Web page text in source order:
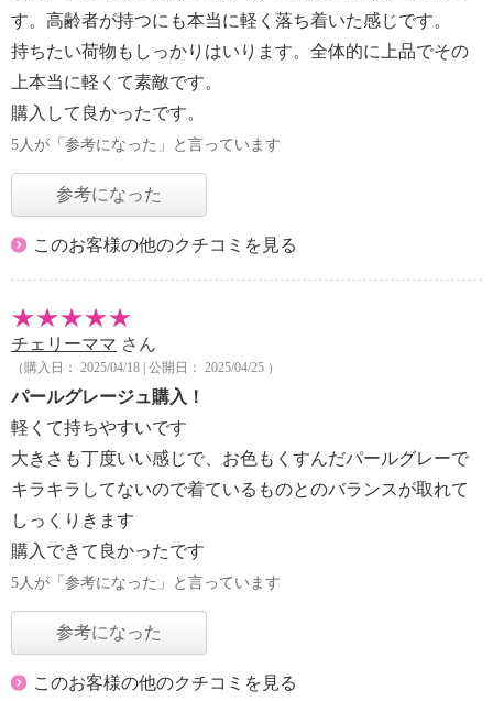
す。高齢者が持つにも本当に軽く落ち着いた感じです。
持ちたい荷物もしっかりはいります。全体的に上品でその
上本当に軽くて素敵です。
購入して良かったです。
5人が「参考になった」と言っています
参考になった
このお客様の他のクチコミを見る
チェリーママ さん
（購入日： 2025/04/18 | 公開日： 2025/04/25 ）
パールグレージュ購入！
軽くて持ちやすいです
大きさも丁度いい感じで、お色もくすんだパールグレーで
キラキラしてないので着ているものとのバランスが取れて
しっくりきます
購入できて良かったです
5人が「参考になった」と言っています
参考になった
このお客様の他のクチコミを見る